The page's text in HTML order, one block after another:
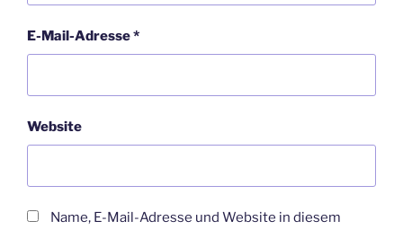
E-Mail-Adresse*
Website
Name, E-Mail-Adresse und Website in diesem